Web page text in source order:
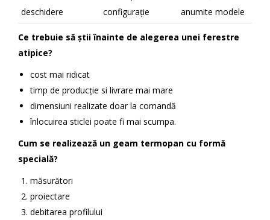
deschidere
configurație
anumite modele
Ce trebuie să știi înainte de alegerea unei ferestre
atipice?
cost mai ridicat
timp de producție si livrare mai mare
dimensiuni realizate doar la comandă
înlocuirea sticlei poate fi mai scumpa.
Cum se realizează un geam termopan cu formă
specială?
măsurători
proiectare
debitarea profilului